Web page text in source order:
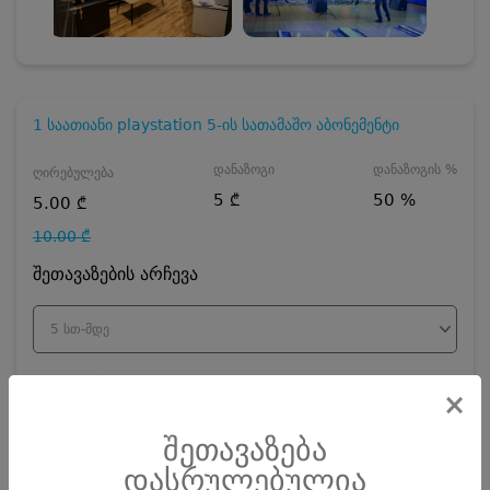
×
შეთავაზება
დასრულებულია
1 საათიანი playstation 5-ის სათამაშო აბონემენტი
ღირებულება
5.00 ₾
10.00 ₾
დანაზოგი
5 ₾
დანაზოგის %
50 %
შეთავაზების არჩევა
5 სთ-მდე
პრომო კოდის ღირებულება